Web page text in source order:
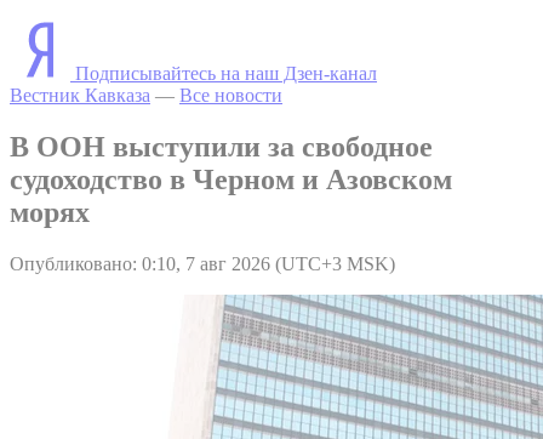
Подписывайтесь на наш Дзен-канал
Вестник Кавказа — Все новости
В ООН выступили за свободное
судоходство в Черном и Азовском
морях
Опубликовано: 0:10, 7 авг 2026 (UTC+3 MSK)